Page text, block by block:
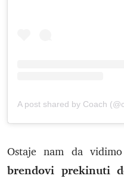
A post shared by Coach
Ostaje nam da
brendovi prekinuti